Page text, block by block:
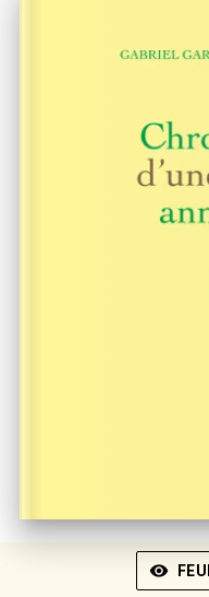
visibility